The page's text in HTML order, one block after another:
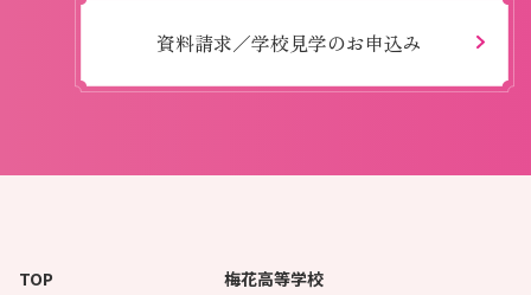
資料請求／学校見学のお申込み
TOP
梅花高等学校